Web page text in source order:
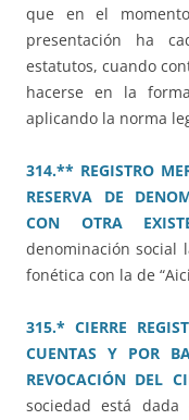
que en el
presentación ha
estatutos, cuando
hacerse en la
aplicando la norma
314.** REGISTRO
RESERVA DE
CON OTRA
denominación social
fonética con la de
315.* CIERRE
CUENTAS Y POR
REVOCACIÓN DEL
sociedad está